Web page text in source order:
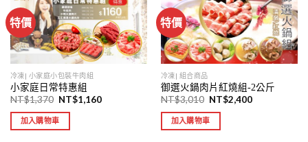
特價
冷凍| 小家庭小包裝牛肉組
小家庭日常特惠組
NT$1,370 NT$1,160
加入購物車
特價
冷凍| 組合商品
御選火鍋肉片紅燒組-2公斤
NT$3,010 NT$2,400
加入購物車